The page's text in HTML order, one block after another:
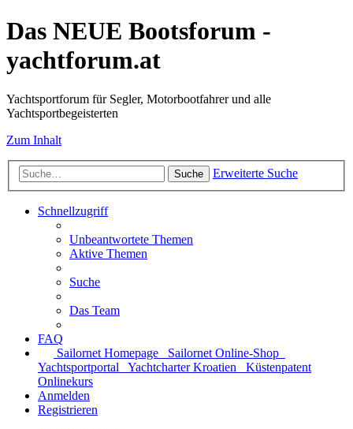
Das NEUE Bootsforum -
yachtforum.at
Yachtsportforum für Segler, Motorbootfahrer und alle
Yachtsportbegeisterten
Zum Inhalt
Suche Erweiterte Suche
Schnellzugriff
Unbeantwortete Themen
Aktive Themen
Suche
Das Team
FAQ
Sailornet Homepage
Sailornet Online-Shop
Yachtsportportal
Yachtcharter Kroatien
Küstenpatent
Onlinekurs
Anmelden
Registrieren